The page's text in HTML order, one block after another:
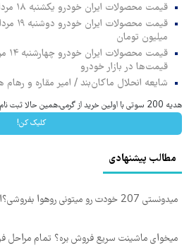
قیمت محصولات ایران خودرو یکشنبه ۱۸ مرداد ۱۴۰۵/ کاهش قیمت ۲۰۷
میلیون تومان
قیمت‌ها در بازار خودرو
شایعه انحلال ماکان‌بند / امیر مقاره و
هدیه 200 سوتی با اولین خرید از گرمی،همین حالا ثبت نام کن
کلیک کن!
مطالب پیشنهادی
میدونستی 207 خودت رو میتونی روهوا بفروشی؟اینجا سریع و راحت بفروش
میخوای ماشینت سریع فروش بره؟ تمام مراحل